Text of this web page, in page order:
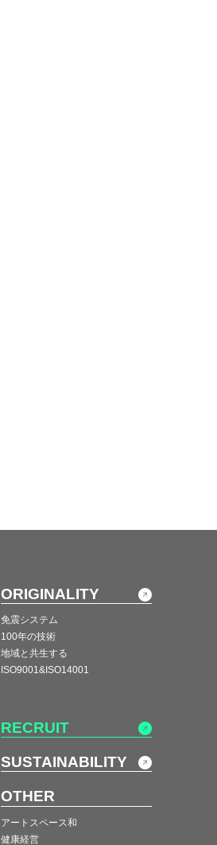
ORIGINALITY
免震システム
100年の技術
地域と共生する
ISO9001&ISO14001
RECRUIT
SUSTAINABILITY
OTHER
アートスペース和
健康経営